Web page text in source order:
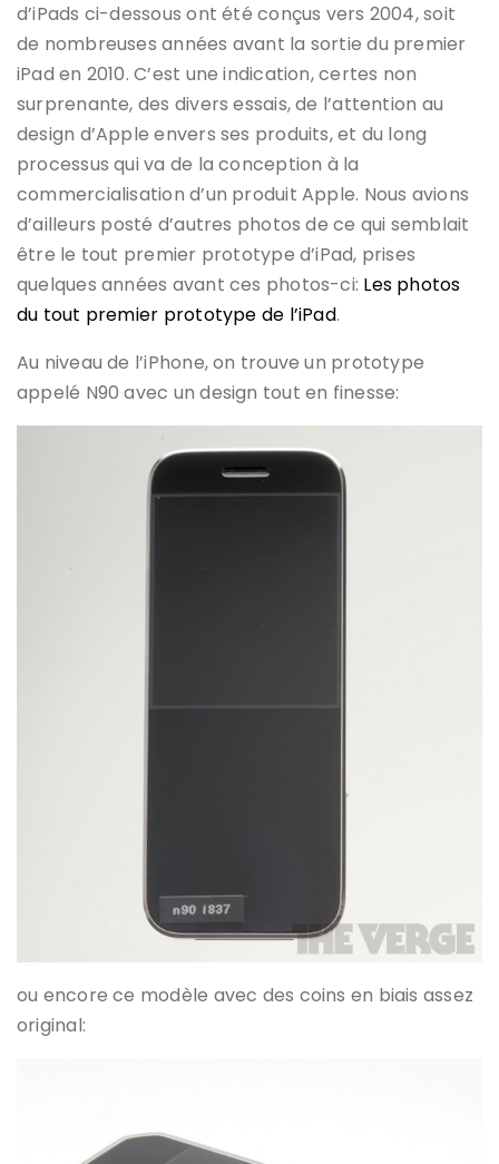
d’iPads ci-dessous ont été conçus vers 2004, soit
de nombreuses années avant la sortie du premier
iPad en 2010. C’est une indication, certes non
surprenante, des divers essais, de l’attention au
design d’Apple envers ses produits, et du long
processus qui va de la conception à la
commercialisation d’un produit Apple. Nous avions
d’ailleurs posté d’autres photos de ce qui semblait
être le tout premier prototype d’iPad, prises
quelques années avant ces photos-ci: Les photos
du tout premier prototype de l’iPad.
Au niveau de l’iPhone, on trouve un prototype
appelé N90 avec un design tout en finesse:
ou encore ce modèle avec des coins en biais assez
original: